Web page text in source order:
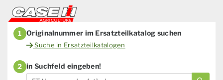
1 Originalnummer im Ersatzteilkatalog suchen
Suche in Ersatzteilkatalogen
2 in Suchfeld eingeben!